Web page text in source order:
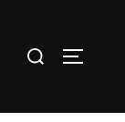
Rechercher :